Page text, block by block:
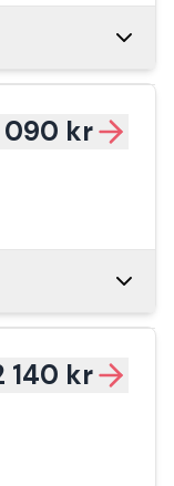
090 kr
140 kr